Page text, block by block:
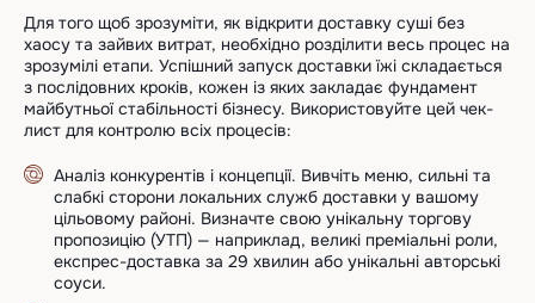
Для того щоб зрозуміти, як відкрити доставку суші без
хаосу та зайвих витрат, необхідно розділити весь процес на
зрозумілі етапи. Успішний запуск доставки їжі складається
з послідовних кроків, кожен із яких закладає фундамент
майбутньої стабільності бізнесу. Використовуйте цей чек-
лист для контролю всіх процесів:
Аналіз конкурентів і концепції. Вивчіть меню, сильні та
слабкі сторони локальних служб доставки у вашому
цільовому районі. Визначте свою унікальну торгову
пропозицію (УТП) — наприклад, великі преміальні роли,
експрес-доставка за 29 хвилин або унікальні авторські
соуси.